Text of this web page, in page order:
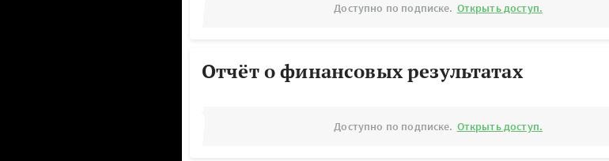
Доступно по подписке. Открыть доступ.
Отчёт о финансовых результатах
Доступно по подписке. Открыть доступ.